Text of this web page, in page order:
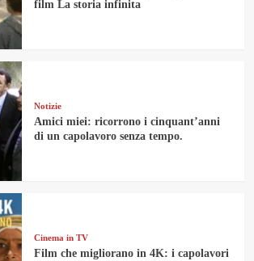
film La storia infinita
Notizie
Amici miei: ricorrono i cinquant’anni
di un capolavoro senza tempo.
Cinema in TV
Film che migliorano in 4K: i capolavori